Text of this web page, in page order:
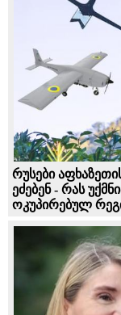
რუსები
ეძებენ - რას
ოკუპირებულ